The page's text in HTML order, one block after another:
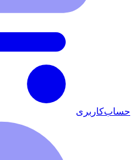
حساب‌کاربری